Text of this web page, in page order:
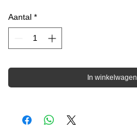
Aantal *
In winkelwagen